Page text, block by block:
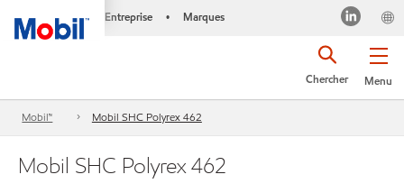
Entreprise • Marques
Menu
Chercher
Mobil™ Mobil SHC Polyrex 462
Mobil SHC Polyrex 462